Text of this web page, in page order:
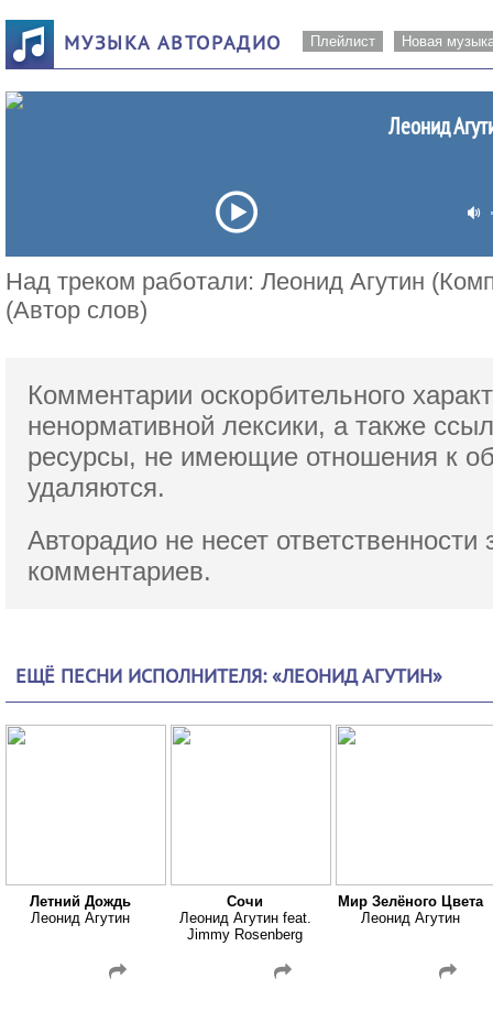
МУЗЫКА АВТОРАДИО Плейлист Новая
Леонид
Над треком работали: Леонид Агутин
(Автор слов)
Комментарии оскорбительного
ненормативной лексики, а также
ресурсы, не имеющие отношения к
удаляются.
Авторадио не несет ответственности
комментариев.
ЕЩЁ ПЕСНИ ИСПОЛНИТЕЛЯ: «ЛЕОНИД АГУТИН»
Летний Дождь
Леонид Агутин
Сочи
Леонид Агутин feat.
Jimmy Rosenberg
Мир Зелёного Цвета
Леонид Агутин